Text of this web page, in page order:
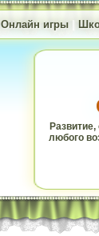
Онлайн игры|
любого